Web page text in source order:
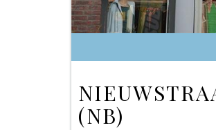
(NB)